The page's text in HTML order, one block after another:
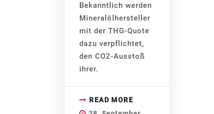
Bekanntlich werden
Mineralölhersteller
mit der THG-Quote
dazu verpflichtet,
den CO2-Ausstoß
ihrer.
READ MORE